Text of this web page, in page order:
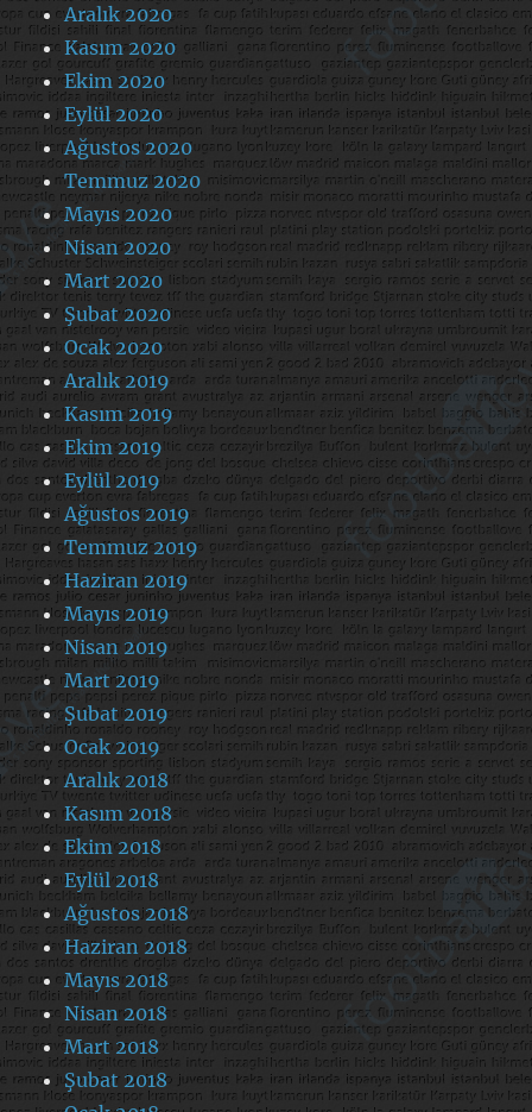
Aralık 2020
Kasım 2020
Ekim 2020
Eylül 2020
Ağustos 2020
Temmuz 2020
Mayıs 2020
Nisan 2020
Mart 2020
Şubat 2020
Ocak 2020
Aralık 2019
Kasım 2019
Ekim 2019
Eylül 2019
Ağustos 2019
Temmuz 2019
Haziran 2019
Mayıs 2019
Nisan 2019
Mart 2019
Şubat 2019
Ocak 2019
Aralık 2018
Kasım 2018
Ekim 2018
Eylül 2018
Ağustos 2018
Haziran 2018
Mayıs 2018
Nisan 2018
Mart 2018
Şubat 2018